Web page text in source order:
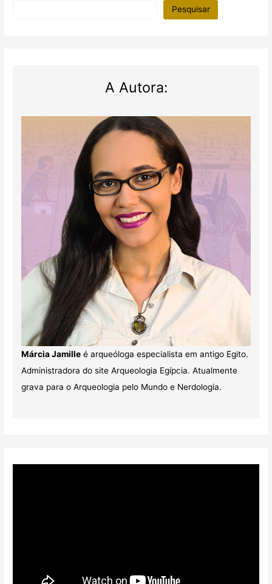
Pesquisar
A Autora:
Márcia Jamilleé arqueóloga especialista em antigo Egito.
Administradora do site Arqueologia Egípcia. Atualmente
grava para o Arqueologia pelo Mundo e Nerdologia.